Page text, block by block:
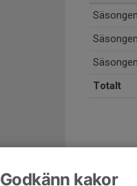
Totalt
Godkänn kakor